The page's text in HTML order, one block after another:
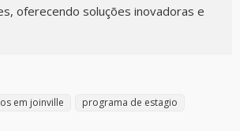
oferecendo soluções inovadoras e
em joinville programa de estagio